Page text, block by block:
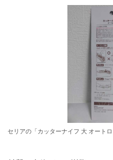
セリアの「カッターナイフ 大 オート